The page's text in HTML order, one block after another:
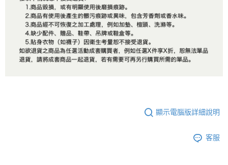
顯示電腦版詳細說明
客服